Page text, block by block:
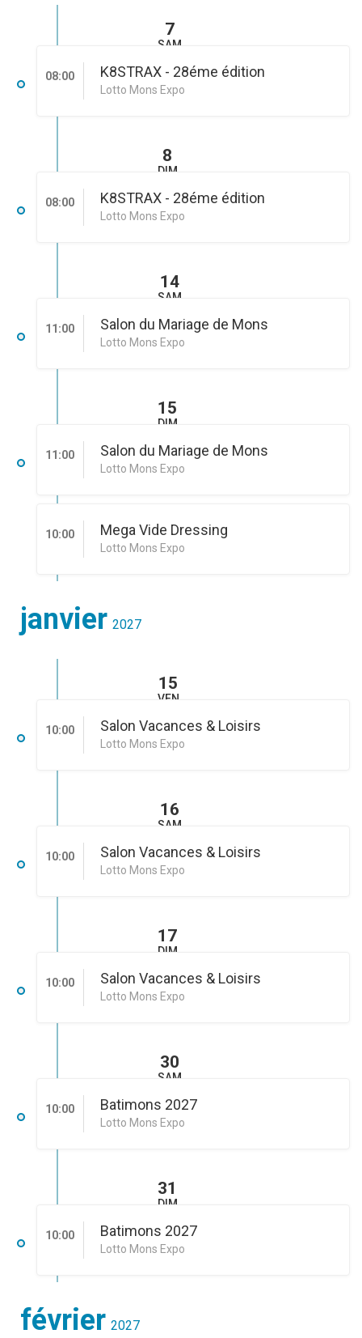
7
SAM
08:00 K8STRAX - 28éme édition
Lotto Mons Expo
8
DIM
08:00 K8STRAX - 28éme édition
Lotto Mons Expo
14
SAM
11:00 Salon du Mariage de Mons
Lotto Mons Expo
15
DIM
11:00 Salon du Mariage de Mons
Lotto Mons Expo
10:00 Mega Vide Dressing
Lotto Mons Expo
janvier 2027
15
VEN
10:00 Salon Vacances & Loisirs
Lotto Mons Expo
16
SAM
10:00 Salon Vacances & Loisirs
Lotto Mons Expo
17
DIM
10:00 Salon Vacances & Loisirs
Lotto Mons Expo
30
SAM
10:00 Batimons 2027
Lotto Mons Expo
31
DIM
10:00 Batimons 2027
Lotto Mons Expo
février 2027